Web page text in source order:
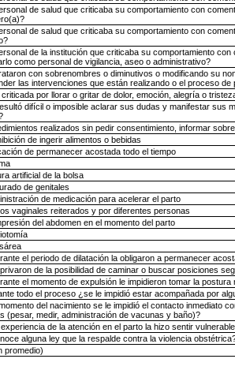
de salud que criticaba su comportamiento con
de salud que criticaba su comportamiento con
de la institución que criticaba su comportamiento
como personal de vigilancia, aseo o administrativo?
con sobrenombres o diminutivos o modificando su
las intervenciones que están realizando o el proceso de
por llorar o gritar de dolor, emoción, alegría o
difícil o imposible aclarar sus dudas y manifestar sus
realizados sin pedir consentimiento, informar
de ingerir alimentos o bebidas
de permanecer acostada todo el tiempo
artificial de la bolsa
de genitales
de medicación para acelerar el parto
vaginales reiterados y por diferentes personas
del abdomen en el momento del parto
el periodo de dilatación la obligaron a permanecer
de la posibilidad de caminar o buscar posiciones
el momento de expulsión le impidieron tomar la
todo el proceso ¿se le impidió estar acompañada por
del nacimiento se le impidió el contacto inmediato
(pesar, medir, administración de vacunas y baño)?
de la atención en el parto la hizo sentir
alguna ley que la respalde contra la violencia
promedio)